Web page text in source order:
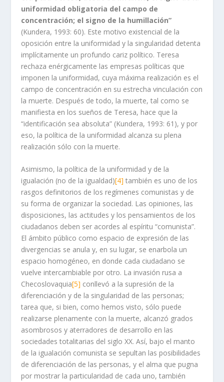
uniformidad obligatoria del campo de
concentración; el signo de la humillación”
(Kundera, 1993: 60). Este motivo existencial de la
oposición entre la uniformidad y la singularidad detenta
implícitamente un profundo cariz político. Teresa
rechaza enérgicamente las empresas políticas que
imponen la uniformidad, cuya máxima realización es el
campo de concentración en su estrecha vinculación con
la muerte. Después de todo, la muerte, tal como se
manifiesta en los sueños de Teresa, hace que la
“identificación sea absoluta” (Kundera, 1993: 61), y por
eso, la política de la uniformidad alcanza su plena
realización sólo con la muerte.
Asimismo, la política de la uniformidad y de la
igualación (no de la igualdad)[4] también es uno de los
rasgos definitorios de los regímenes comunistas y de
su forma de organizar la sociedad. Las opiniones, las
disposiciones, las actitudes y los pensamientos de los
ciudadanos deben ser acordes al espíritu “comunista”.
El ámbito público como espacio de expresión de las
divergencias se anula y, en su lugar, se enarbola un
espacio homogéneo, en donde cada ciudadano se
vuelve intercambiable por otro. La invasión rusa a
Checoslovaquia[5] conllevó a la supresión de la
diferenciación y de la singularidad de las personas;
tarea que, si bien, como hemos visto, sólo puede
realizarse plenamente con la muerte, alcanzó grados
asombrosos y aterradores de desarrollo en las
sociedades totalitarias del siglo XX. Así, bajo el manto
de la igualación comunista se sepultan las posibilidades
de diferenciación de las personas, y el alma que pugna
por mostrar la particularidad de cada uno, también